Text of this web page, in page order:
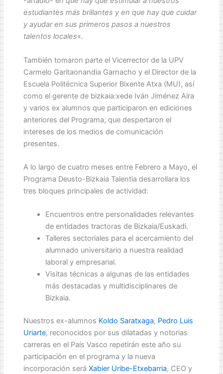
estudiantes más brillantes y en que hay que cuidar
y ayudar en sus primeros pasos a nuestros
talentos locales«.
También tomaron parte el Vicerrector de la UPV
Carmelo Garitaonandia Garnacho y el Director de la
Escuela Politécnica Superior Bixente Atxa (MU), así
como el gerente de bizkaia:xede Iván Jiménez Aira
y varios ex alumnos que participaron en ediciones
anteriores del Programa, que despertaron el
intereses de los medios de comunicación
presentes.
A lo largo de cuatro meses entre Febrero a Mayo, el
Programa Deusto-Bizkaia Talentia desarrollara los
tres bloques principales de actividad:
Encuentros entre personalidades relevantes
de entidades tractoras de Bizkaia/Euskadi.
Talleres sectoriales para el acercamiento del
alumnado universitario a nuestra realidad
laboral y empresarial.
Visitas técnicas a algunas de las entidades
más destacadas y multidisciplinares de
Bizkaia.
Nuestros ex-alumnos Koldo Saratxaga, Pedro Luis
Uriarte, reconocidos por sus dilatadas y notorias
carreras en el País Vasco repetirán este año su
participación en el programa y la nueva
incorporación será Xabier Uribe-Etxebarria, CEO y